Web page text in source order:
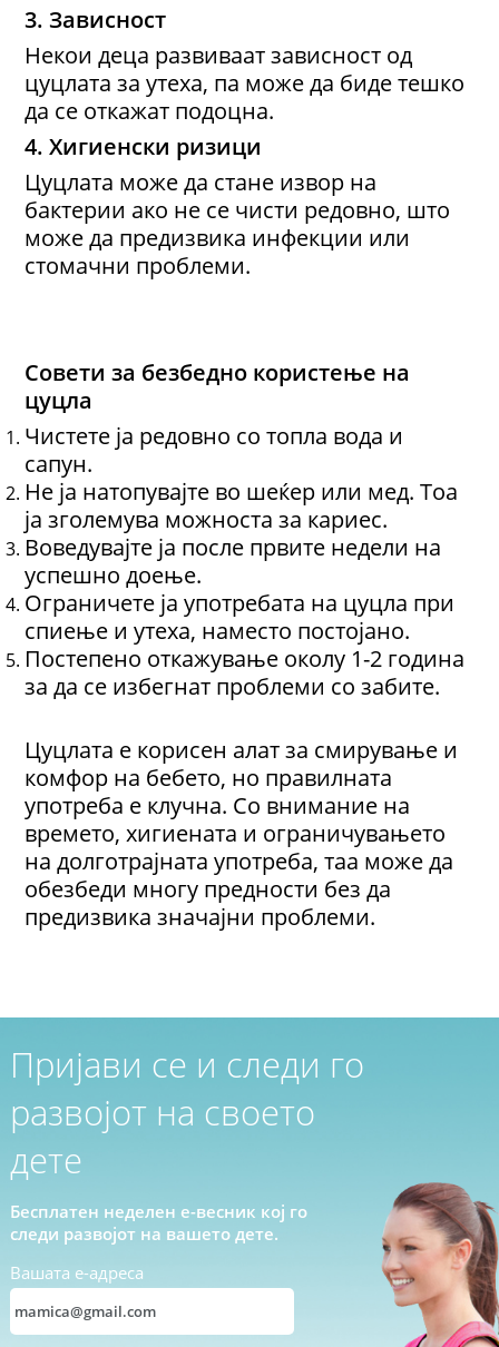
3. Зависност
Некои деца развиваат зависност од
цуцлата за утеха, па може да биде тешко
да се откажат подоцна.
4. Хигиенски ризици
Цуцлата може да стане извор на
бактерии ако не се чисти редовно, што
може да предизвика инфекции или
стомачни проблеми.
Совети за безбедно користење на
цуцла
Чистете ја редовно со топла вода и
сапун.
Не ја натопувајте во шеќер или мед. Tоа
ја зголемува можноста за кариес.
Воведувајте ја после првите недели на
успешно доење.
Ограничете ја употребата на цуцла при
спиење и утеха, наместо постојано.
Постепено откажување околу 1-2 година
за да се избегнат проблеми со забите.
Цуцлата е корисен алат за смирување и
комфор на бебето, но правилната
употреба е клучна. Со внимание на
времето, хигиената и ограничувањето
на долготрајната употреба, таа може да
обезбеди многу предности без да
предизвика значајни проблеми.
Пријави се и следи го
развојот на своето
дете
Бесплатен неделен е-весник кој го
следи развојот на вашето дете.
Вашата е-адреса